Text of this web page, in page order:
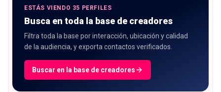
ESTÁS VIENDO 35 PERFILES
Busca en toda la base de creadores
Filtra toda la base por interacción, ubicación y calidad
de la audiencia, y exporta contactos verificados.
Buscar en la base de creadores